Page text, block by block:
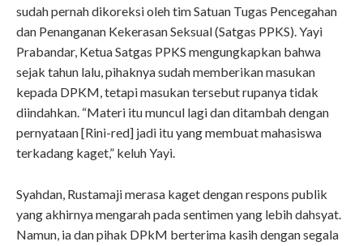
sudah pernah dikoreksi oleh tim Satuan Tugas Pencegahan
dan Penanganan Kekerasan Seksual (Satgas PPKS). Yayi
Prabandar, Ketua Satgas PPKS mengungkapkan bahwa
sejak tahun lalu, pihaknya sudah memberikan masukan
kepada DPKM, tetapi masukan tersebut rupanya tidak
diindahkan. “Materi itu muncul lagi dan ditambah dengan
pernyataan [Rini-red] jadi itu yang membuat mahasiswa
terkadang kaget,” keluh Yayi.
Syahdan, Rustamaji merasa kaget dengan respons publik
yang akhirnya mengarah pada sentimen yang lebih dahsyat.
Namun, ia dan pihak DPkM berterima kasih dengan segala